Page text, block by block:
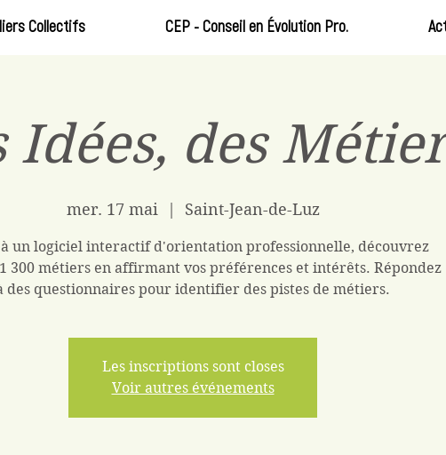
Collectifs CEP - Conseil en Évolution Pro.
Idées, des
mer. 17 mai Saint-Jean-de-Luz
à un logiciel interactif d'orientation professionnelle, découvrez
300 métiers en affirmant vos préférences et intérêts. Répondez
des questionnaires pour identifier des pistes de métiers.
Les inscriptions sont closes
Voir autres événements